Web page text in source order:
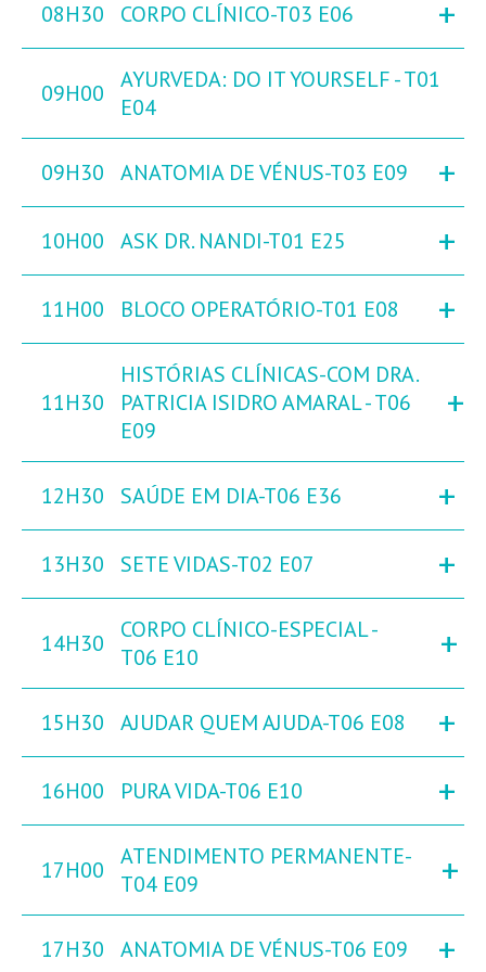
08H30 CORPO CLÍNICO-T03 E06 +
09H00
AYURVEDA: DO IT YOURSELF - T01
E04
09H30 ANATOMIA DE VÉNUS-T03 E09 +
10H00 ASK DR. NANDI-T01 E25 +
11H00 BLOCO OPERATÓRIO-T01 E08 +
11H30
HISTÓRIAS CLÍNICAS-COM DRA.
PATRICIA ISIDRO AMARAL - T06
E09
+
12H30 SAÚDE EM DIA-T06 E36 +
13H30 SETE VIDAS-T02 E07 +
14H30
CORPO CLÍNICO-ESPECIAL -
T06 E10
+
15H30 AJUDAR QUEM AJUDA-T06 E08 +
16H00 PURA VIDA-T06 E10 +
17H00
ATENDIMENTO PERMANENTE-
T04 E09
+
17H30 ANATOMIA DE VÉNUS-T06 E09 +